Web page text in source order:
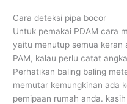
Cara deteksi pipa bocor
Untuk pemakai PDAM cara
yaitu menutup semua keran
PAM, kalau perlu catat
Perhatikan baling baling
memutar kemungkinan ada
pemipaan rumah anda.